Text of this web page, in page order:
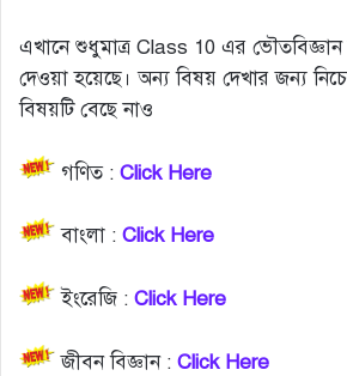
এখানে শুধুমাত্র Class 10 এর ভৌতবিজ্ঞান
দেওয়া হয়েছে। অন্য বিষয় দেখার জন্য
বিষয়টি বেছে নাও
গণিত : Click Here
বাংলা : Click Here
ইংরেজি : Click Here
জীবন বিজ্ঞান : Click Here